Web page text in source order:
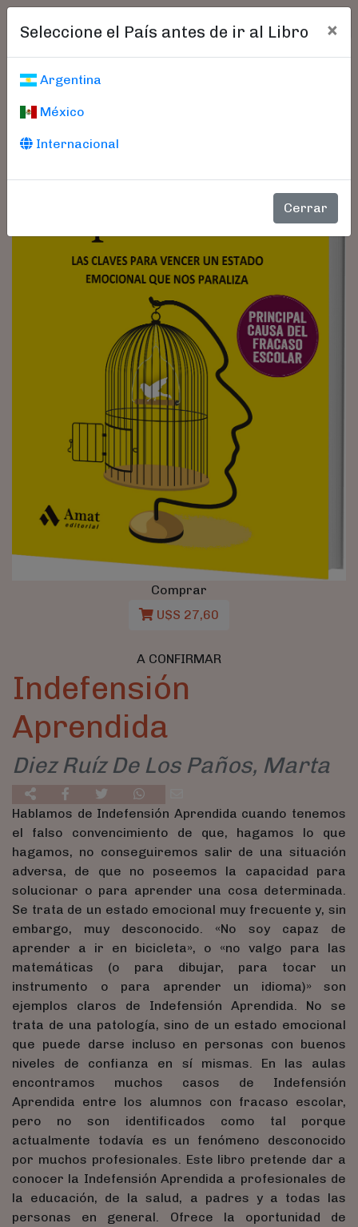
Seleccione el País antes de ir al Libro ×
Argentina
México
Internacional
Cerrar
Comprar
U$S 27,60
A CONFIRMAR
Indefensión
Aprendida
Diez Ruíz De Los Paños, Marta
Hablamos de Indefensión Aprendida cuando tenemos
el falso convencimiento de que, hagamos lo que
hagamos, no conseguiremos salir de una situación
adversa, de que no poseemos la capacidad para
solucionar o para aprender una cosa determinada.
Se trata de un estado emocional muy frecuente y, sin
embargo, muy desconocido. «No soy capaz de
aprender a ir en bicicleta», o «no valgo para las
matemáticas (o para dibujar, para tocar un
instrumento o para aprender un idioma)» son
ejemplos claros de Indefensión Aprendida. No se
trata de una patología, sino de un estado emocional
que puede darse incluso en personas con buenos
niveles de confianza en sí mismas. En las aulas
encontramos muchos casos de Indefensión
Aprendida entre los alumnos con fracaso escolar,
pero no son identificados como tal porque
actualmente todavía es un fenómeno desconocido
por muchos profesionales. Este libro pretende dar a
conocer la Indefensión Aprendida a profesionales de
la educación, de la salud, a padres y a todas las
personas en general. Ofrece la oportunidad de